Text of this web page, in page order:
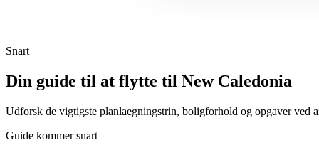
Snart
Din guide til at flytte til New Caledonia
Udforsk de vigtigste planlaegningstrin, boligforhold og opgaver ved
Guide kommer snart